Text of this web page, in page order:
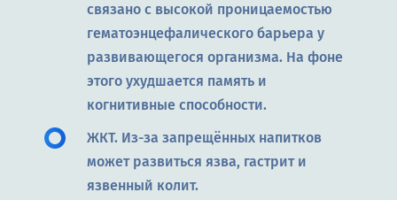
связано с высокой проницаемостью
гематоэнцефалического барьера у
развивающегося организма. На фоне
этого ухудшается память и
когнитивные способности.
ЖКТ. Из-за запрещённых напитков
может развиться язва, гастрит и
язвенный колит.